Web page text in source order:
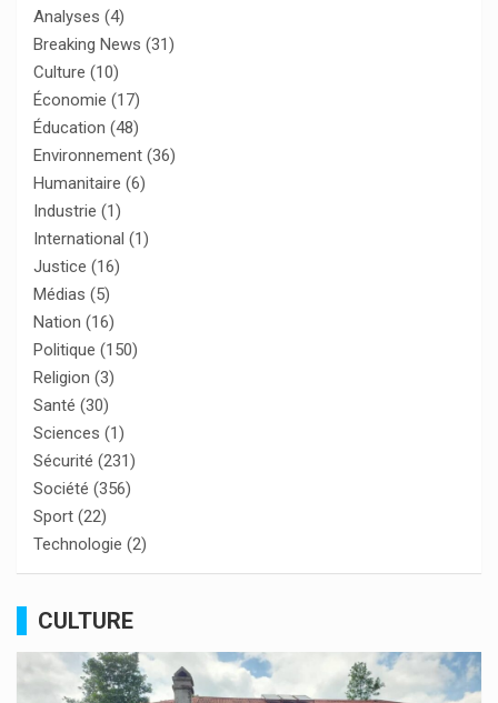
Analyses (4)
Breaking News (31)
Culture (10)
Économie (17)
Éducation (48)
Environnement (36)
Humanitaire (6)
Industrie (1)
International (1)
Justice (16)
Médias (5)
Nation (16)
Politique (150)
Religion (3)
Santé (30)
Sciences (1)
Sécurité (231)
Société (356)
Sport (22)
Technologie (2)
CULTURE